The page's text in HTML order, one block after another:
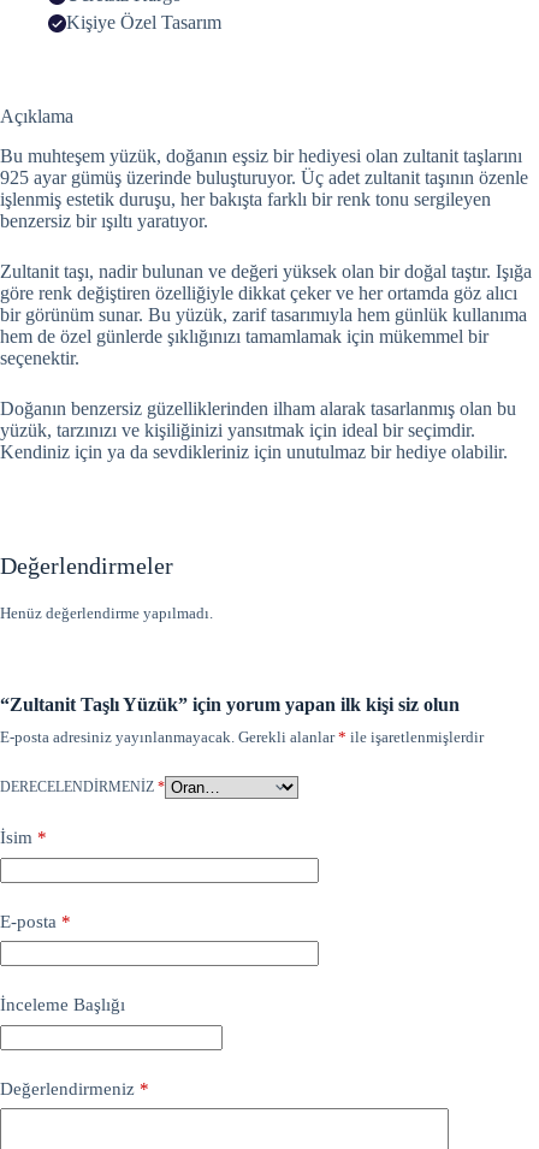
Kişiye Özel Tasarım
Açıklama
Bu muhteşem yüzük, doğanın eşsiz bir hediyesi olan zultanit taşlarını
925 ayar gümüş üzerinde buluşturuyor. Üç adet zultanit taşının özenle
işlenmiş estetik duruşu, her bakışta farklı bir renk tonu sergileyen
benzersiz bir ışıltı yaratıyor.
Zultanit taşı, nadir bulunan ve değeri yüksek olan bir doğal taştır. Işığa
göre renk değiştiren özelliğiyle dikkat çeker ve her ortamda göz alıcı
bir görünüm sunar. Bu yüzük, zarif tasarımıyla hem günlük kullanıma
hem de özel günlerde şıklığınızı tamamlamak için mükemmel bir
seçenektir.
Doğanın benzersiz güzelliklerinden ilham alarak tasarlanmış olan bu
yüzük, tarzınızı ve kişiliğinizi yansıtmak için ideal bir seçimdir.
Kendiniz için ya da sevdikleriniz için unutulmaz bir hediye olabilir.
Değerlendirmeler
Henüz değerlendirme yapılmadı.
“Zultanit Taşlı Yüzük” için yorum yapan ilk kişi siz olun
E-posta adresiniz yayınlanmayacak. Gerekli alanlar* ile işaretlenmişlerdir
DERECELENDIRMENIZ *
İsim *
E-posta *
İnceleme Başlığı
Değerlendirmeniz *